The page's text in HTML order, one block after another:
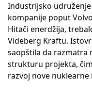
Industrijsko
kompanije poput
Hitači enerdžija,
Videberg Kraftu.
saopštila da razmatra
strukturu projekta,
razvoj nove